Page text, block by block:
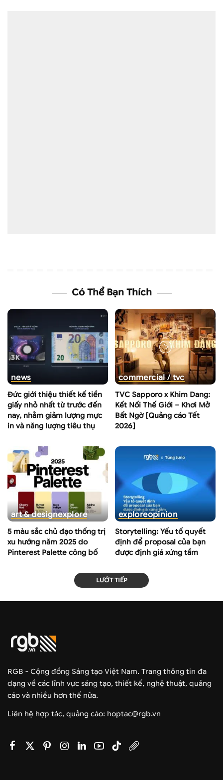
Có Thể Bạn Thích
news
Đức giới thiệu thiết kế tiền
giấy nhỏ nhất từ trước đến
nay, nhằm giảm lượng mực
in và năng lượng tiêu thụ
commercial / tvc
TVC Sapporo x Khim Dang:
Kết Nối Thế Giới – Khơi Mở
Bất Ngờ [Quảng cáo Tết
2026]
art & designexplore
5 màu sắc chủ đạo thống trị
xu hướng năm 2025 do
Pinterest Palette công bố
exploreopinion
Storytelling: Yếu tố quyết
định để proposal của bạn
được định giá xứng tầm
LƯỚT TIẾP
RGB - Cộng đồng Sáng tạo Việt Nam. Trang thông tin đa
dạng về các lĩnh vực sáng tạo, thiết kế, nghệ thuật, quảng
cáo và nhiều hơn thế nữa.
Liên hệ hợp tác, quảng cáo: hoptac@rgb.vn